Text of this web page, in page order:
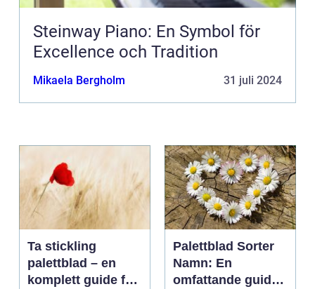
Steinway Piano: En Symbol för
Excellence och Tradition
Mikaela Bergholm 31 juli 2024
Ta stickling
palettblad – en
komplett guide för
Palettblad Sorter
Namn: En
omfattande guide